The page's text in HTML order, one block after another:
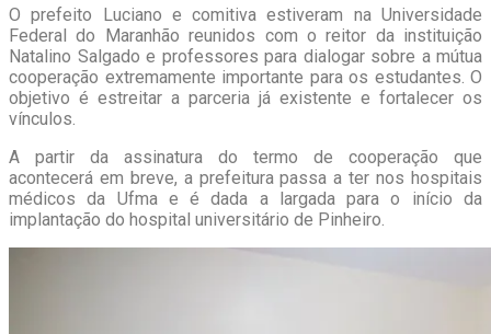
O prefeito Luciano e comitiva estiveram na Universidade
Federal do Maranhão reunidos com o reitor da instituição
Natalino Salgado e professores para dialogar sobre a mútua
cooperação extremamente importante para os estudantes. O
objetivo é estreitar a parceria já existente e fortalecer os
vínculos.
A partir da assinatura do termo de cooperação que
acontecerá em breve, a prefeitura passa a ter nos hospitais
médicos da Ufma e é dada a largada para o início da
implantação do hospital universitário de Pinheiro.